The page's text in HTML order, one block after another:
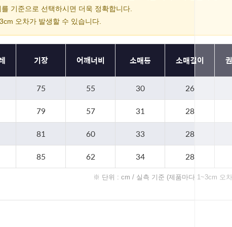
기준으로 선택하시면 더욱 정확합니다.
오차가 발생할 수 있습니다.
기장 어깨너비 소매통 소매길이
75 55 30 26
79
57 31 28
81
60 33 28
85
62 34 28
※ 단위 : cm / 실측 기준 (제품마다 1~3cm 오